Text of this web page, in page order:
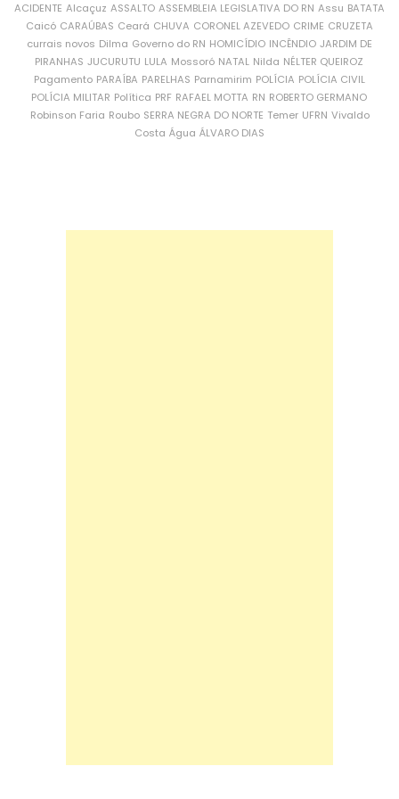
ACIDENTE Alcaçuz ASSALTO ASSEMBLEIA LEGISLATIVA DO RN Assu BATATA
Caicó CARAÚBAS Ceará CHUVA CORONEL AZEVEDO CRIME CRUZETA
currais novos Dilma Governo do RN HOMICÍDIO INCÊNDIO JARDIM DE
PIRANHAS JUCURUTU LULA Mossoró NATAL Nilda NÉLTER QUEIROZ
Pagamento PARAÍBA PARELHAS Parnamirim POLÍCIA POLÍCIA CIVIL
POLÍCIA MILITAR Política PRF RAFAEL MOTTA RN ROBERTO GERMANO
Robinson Faria Roubo SERRA NEGRA DO NORTE Temer UFRN Vivaldo
Costa Água ÁLVARO DIAS